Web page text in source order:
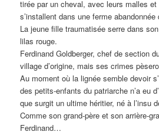
tirée par un cheval, avec leurs malles
s’installent dans une ferme
La jeune fille traumatisée serre dans
lilas rouge.
Ferdinand Goldberger, chef de section
village d’origine, mais ses crimes
Au moment où la lignée semble devoir
des petits-enfants du patriarche n’a eu
que surgit un ultime héritier, né à l’insu
Comme son grand-père et son arrière-
Ferdinand…